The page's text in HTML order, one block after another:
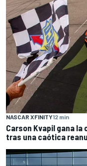
NASCAR XFINITY12 min
Carson Kvapil gana la
tras una caótica